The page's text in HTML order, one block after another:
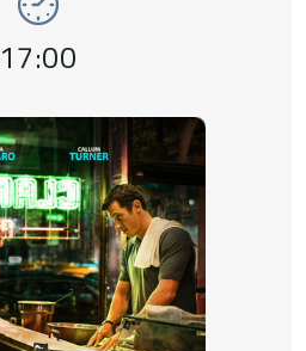
Event time,
17:00